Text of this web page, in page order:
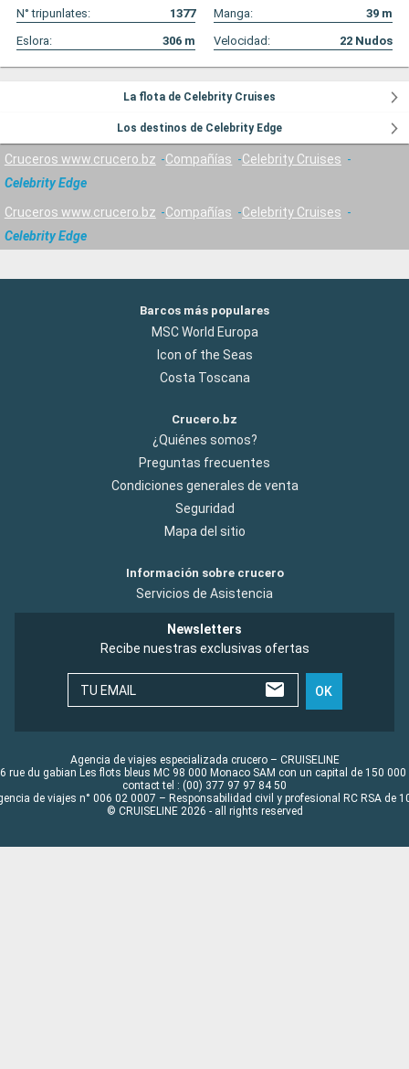
N° tripunlates:
1377 Manga: 39 m
Eslora:
306 m Velocidad: 22 Nudos
La flota de Celebrity Cruises
Los destinos de Celebrity Edge
Cruceros www.crucero.bz Compañías
Celebrity Cruises
Celebrity Edge
Cruceros www.crucero.bz Compañías
Celebrity Cruises
Celebrity Edge
Barcos más populares
MSC World Europa
Icon of the Seas
Costa Toscana
Crucero.bz
¿Quiénes somos?
Preguntas frecuentes
Condiciones generales de venta
Seguridad
Mapa del sitio
Información sobre crucero
Servicios de Asistencia
Newsletters
Recibe nuestras exclusivas ofertas
TU EMAIL OK
Agencia de viajes especializada crucero – CRUISELINE
rue du gabian Les flots bleus MC 98 000 Monaco SAM con un capital de 150 000
contact tel : (00) 377 97 97 84 50
de viajes n° 006 02 0007 – Responsabilidad civil y profesional RC RSA de
© CRUISELINE 2026 - all rights reserved